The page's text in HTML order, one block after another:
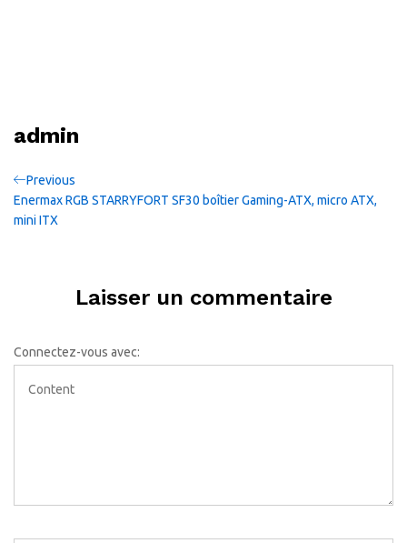
admin
Navigation
de
Previous
Post
Previous
Enermax RGB STARRYFORT SF30 boîtier Gaming-ATX, micro ATX,
mini ITX
Laisser un commentaire
Connectez-vous avec: